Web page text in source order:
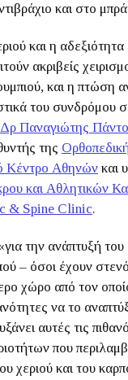
και στο
και η
ακριβείς
και η πτώση
του συνδρόμου
Δρ Παναγιώτης
της
Κέντρο Αθηνών και
και Αθλητικών
& Spine Clinic.
την ανάπτυξή του
– όσοι έχουν
χώρο από τον
να το
αυτές τις
που
χεριού και του